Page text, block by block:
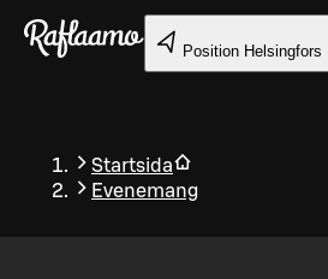
Gå till huvudinnehållet
Position Helsingfors
Startsida
Evenemang
Tillbaka